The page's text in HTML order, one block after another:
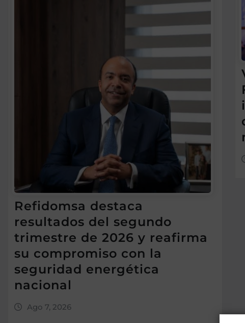
Refidomsa destaca
resultados del segundo
trimestre de 2026 y reafirma
su compromiso con la
seguridad energética
nacional
Ago 7, 2026